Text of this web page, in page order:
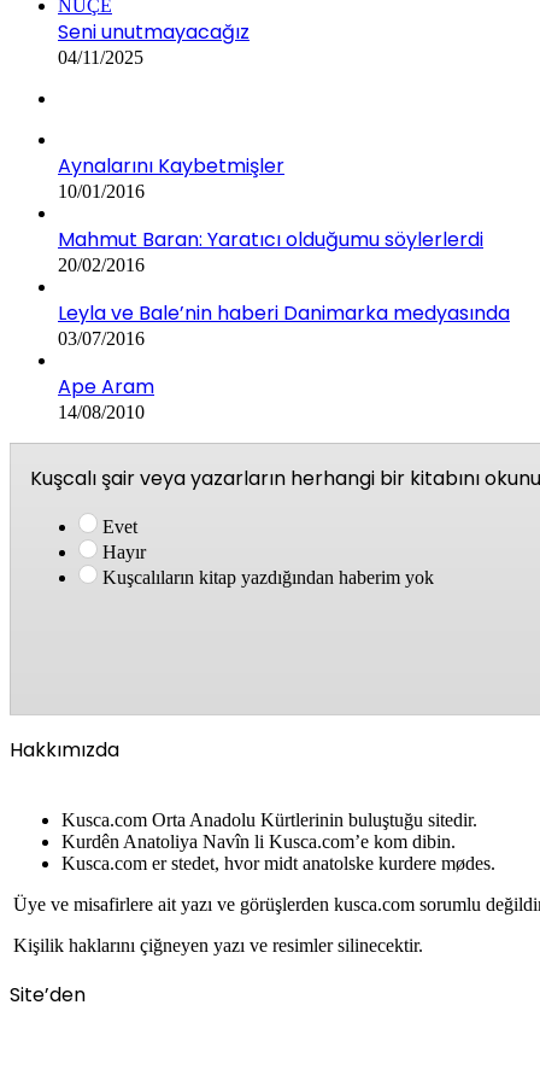
NUÇE
Seni unutmayacağız
04/11/2025
Aynalarını Kaybetmişler
10/01/2016
Mahmut Baran: Yaratıcı olduğumu söylerlerdi
20/02/2016
Leyla ve Bale’nin haberi Danimarka medyasında
03/07/2016
Ape Aram
14/08/2010
Kuşcalı şair veya yazarların herhangi bir kitabını
Evet
Hayır
Kuşcalıların kitap yazdığından haberim yok
Hakkımızda
Kusca.com Orta Anadolu Kürtlerinin buluştuğu sitedir.
Kurdên Anatoliya Navîn li Kusca.com’e kom dibin.
Kusca.com er stedet, hvor midt anatolske kurdere mødes.
Üye ve misafirlere ait yazı ve görüşlerden kusca.com sorumlu
Kişilik haklarını çiğneyen yazı ve resimler silinecektir.
Site’den